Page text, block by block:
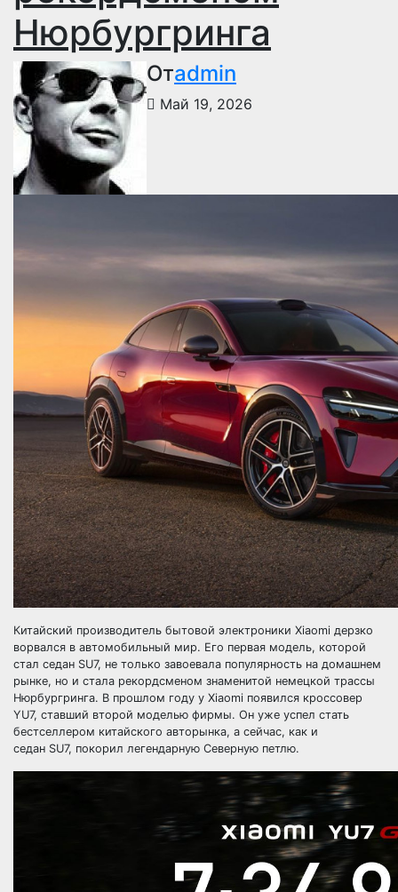
Нюрбургринга
Отadmin
Май 19, 2026
Китайский производитель бытовой электроники Xiaomi дерзко
ворвался в автомобильный мир. Его первая модель, которой
стал седан SU7, не только завоевала популярность на домашнем
рынке, но и стала рекордсменом знаменитой немецкой трассы
Нюрбургринга. В прошлом году у Xiaomi появился кроссовер
YU7, ставший второй моделью фирмы. Он уже успел стать
бестселлером китайского авторынка, а сейчас, как и
седан SU7, покорил легендарную Северную петлю.